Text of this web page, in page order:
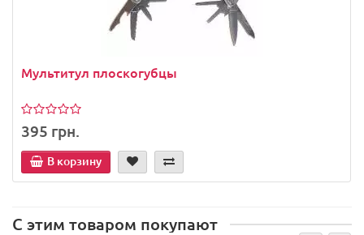
Мультитул плоскогубцы
395 грн.
В корзину
С этим товаром покупают